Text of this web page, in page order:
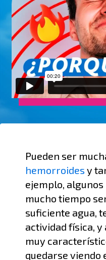
Pueden ser
hemorroides y
ejemplo,
mucho tiempo
suficiente agua,
actividad física, y
muy
quedarse viendo